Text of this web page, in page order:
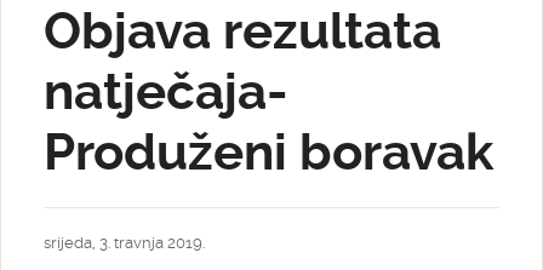
Objava rezultata
natječaja-
Produženi boravak
srijeda, 3. travnja 2019.